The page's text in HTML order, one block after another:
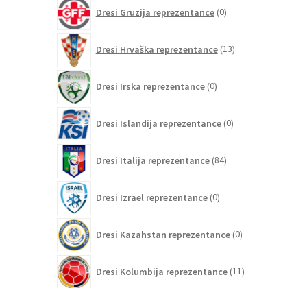
Dresi Gruzija reprezentance 0izdelkov
Dresi Hrvaška reprezentance 13izdelkov
Dresi Irska reprezentance 0izdelkov
Dresi Islandija reprezentance 0izdelkov
Dresi Italija reprezentance 84izdelkov
Dresi Izrael reprezentance 0izdelkov
Dresi Kazahstan reprezentance 0izdelkov
Dresi Kolumbija reprezentance 11izdelkov